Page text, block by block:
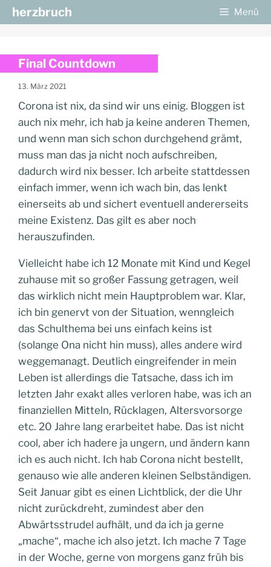
Zum
Inhalt
herzbruch Menü
Final Countdown
13. März 2021
Corona ist nix, da sind wir uns einig. Bloggen ist
auch nix mehr, ich hab ja keine anderen Themen,
und wenn man sich schon durchgehend grämt,
muss man das ja nicht noch aufschreiben,
dadurch wird nix besser. Ich arbeite stattdessen
einfach immer, wenn ich wach bin, das lenkt
einerseits ab und sichert eventuell andererseits
meine Existenz. Das gilt es aber noch
herauszufinden.
Vielleicht habe ich 12 Monate mit Kind und Kegel
zuhause mit so großer Fassung getragen, weil
das wirklich nicht mein Hauptproblem war. Klar,
ich bin genervt von der Situation, wenngleich
das Schulthema bei uns einfach keins ist
(solange Ona nicht hin muss), alles andere wird
weggemanagt. Deutlich eingreifender in mein
Leben ist allerdings die Tatsache, dass ich im
letzten Jahr exakt alles verloren habe, was ich an
finanziellen Mitteln, Rücklagen, Altersvorsorge
etc. 20 Jahre lang erarbeitet habe. Das ist nicht
cool, aber ich hadere ja ungern, und ändern kann
ich es auch nicht. Ich hab Corona nicht bestellt,
genauso wie alle anderen kleinen Selbständigen.
Seit Januar gibt es einen Lichtblick, der die Uhr
nicht zurückdreht, zumindest aber den
Abwärtsstrudel aufhält, und da ich ja gerne
„mache“, mache ich also jetzt. Ich mache 7 Tage
in der Woche, gerne von morgens ganz früh bis